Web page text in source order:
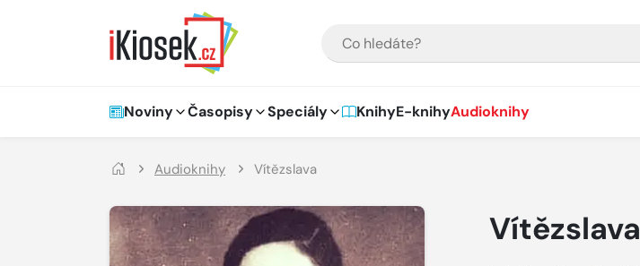
Hlavní navigace
Noviny Časopisy Speciály KnihyE-knihyAudioknihy
Audioknihy Vítězslava
Vítězslava